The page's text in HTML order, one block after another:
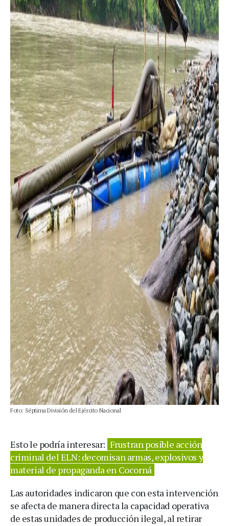
Foto: Séptima División del Ejército Nacional
Esto le podría interesar: Frustran posible acción
criminal del ELN: decomisan armas, explosivos y
material de propaganda en Cocorná
Las autoridades indicaron que con esta intervención
se afecta de manera directa la capacidad operativa
de estas unidades de producción ilegal, al retirar